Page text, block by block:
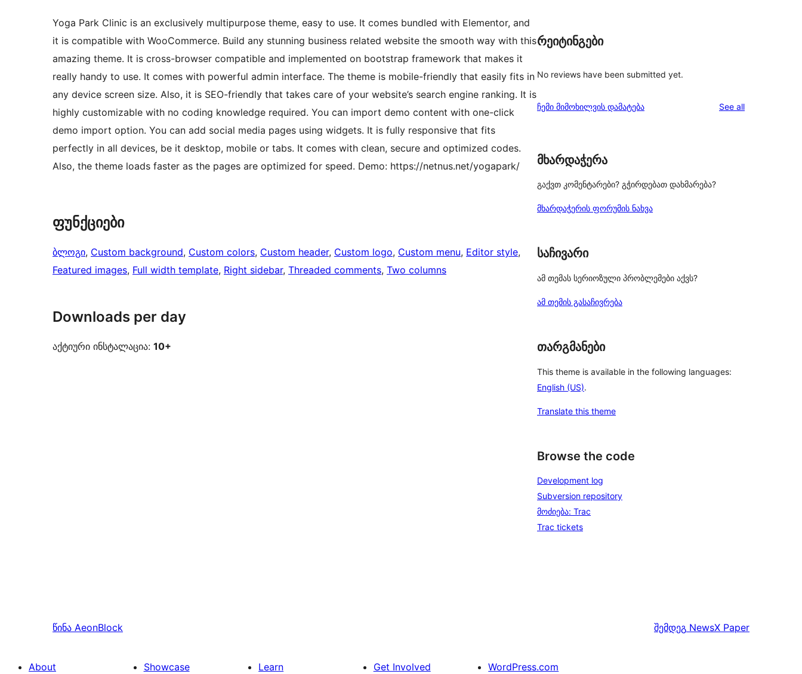
Yoga Park Clinic is an exclusively multipurpose theme, easy to use. It comes bundled with Elementor, and
it is compatible with WooCommerce. Build any stunning business related website the smooth way with this
amazing theme. It is cross-browser compatible and implemented on bootstrap framework that makes it
really handy to use. It comes with powerful admin interface. The theme is mobile-friendly that easily fits in
any device screen size. Also, it is SEO-friendly that takes care of your website’s search engine ranking. It is
highly customizable with no coding knowledge required. You can import demo content with one-click
demo import option. You can add social media pages using widgets. It is fully responsive that fits
perfectly in all devices, be it desktop, mobile or tabs. It comes with clean, secure and optimized codes.
Also, the theme loads faster as the pages are optimized for speed. Demo: https://netnus.net/yogapark/
ფუნქციები
ბლოგი, Custom background, Custom colors, Custom header, Custom logo, Custom menu, Editor style
Featured images, Full width template, Right sidebar, Threaded comments, Two columns
Downloads per day
აქტიური ინსტალაცია: 10+
რეიტინგები
No reviews have been submitted yet.
ჩემი მიმოხილვის დამატება See allreviews
მხარდაჭერა
გაქვთ კომენტარები? გჭირდებათ დახმარება?
მხარდაჭერის ფორუმის ნახვა
საჩივარი
ამ თემას სერიოზული პრობლემები აქვს?
ამ თემის გასაჩივრება
თარგმანები
This theme is available in the following languages:
English (US).
Translate this theme
Browse the code
Development log
Subversion repository
მოძიება: Trac
Trac tickets
წინა AeonBlock შემდეგ NewsX Paper
About Showcase Learn Get Involved WordPress.com